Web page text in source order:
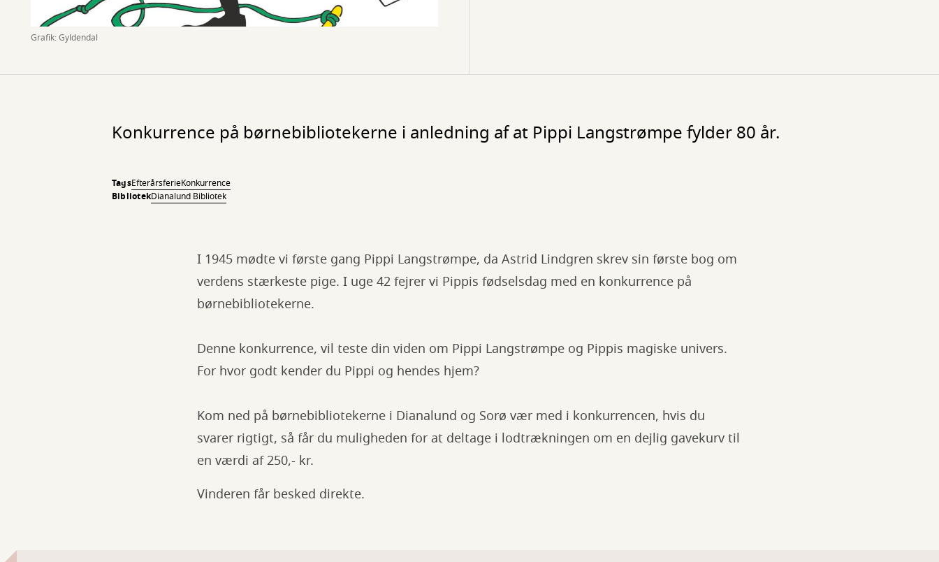
Grafik: Gyldendal
Konkurrence på børnebibliotekerne i anledning af at Pippi Langstrømpe fylder 80 år.
TagsEfterårsferieKonkurrence
BibliotekDianalund Bibliotek
I 1945 mødte vi første gang Pippi Langstrømpe, da Astrid Lindgren skrev sin første bog om
verdens stærkeste pige. I uge 42 fejrer vi Pippis fødselsdag med en konkurrence på
børnebibliotekerne.
Denne konkurrence, vil teste din viden om Pippi Langstrømpe og Pippis magiske univers.
For hvor godt kender du Pippi og hendes hjem?
Kom ned på børnebibliotekerne i Dianalund og Sorø vær med i konkurrencen, hvis du
svarer rigtigt, så får du muligheden for at deltage i lodtrækningen om en dejlig gavekurv til
en værdi af 250,- kr.
Vinderen får besked direkte.